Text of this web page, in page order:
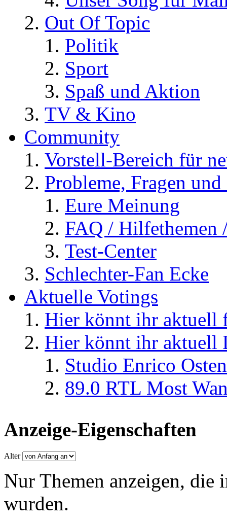
Out Of Topic
Politik
Sport
Spaß und Aktion
TV & Kino
Community
Vorstell-Bereich für
Probleme, Fragen
Eure Meinung
FAQ / Hilfethemen
Test-Center
Schlechter-Fan Ecke
Aktuelle Votings
Hier könnt ihr aktuell
Hier könnt ihr aktuell
Studio Enrico
89.0 RTL Most
Anzeige-Eigenschaften
Alter
Nur Themen anzeigen, die
wurden.